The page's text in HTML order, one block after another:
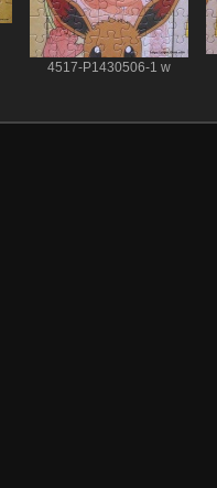
4517-P1430506-1 w